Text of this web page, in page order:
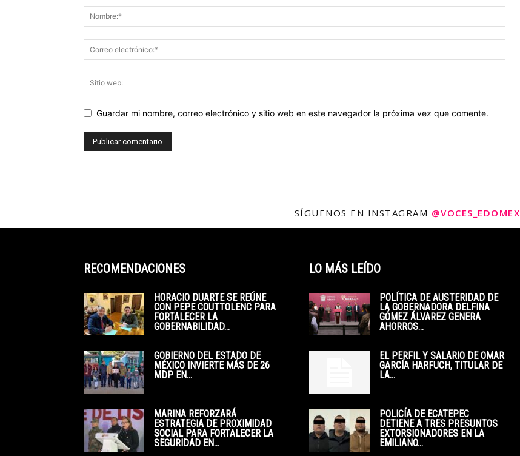
Guardar mi nombre, correo electrónico y sitio web en este navegador la próxima vez que comente.
SÍGUENOS EN INSTAGRAM @VOCES_EDOMEX
RECOMENDACIONES
HORACIO DUARTE SE REÚNE
CON PEPE COUTTOLENC PARA
FORTALECER LA
GOBERNABILIDAD...
GOBIERNO DEL ESTADO DE
MÉXICO INVIERTE MÁS DE 26
MDP EN...
MARINA REFORZARÁ
ESTRATEGIA DE PROXIMIDAD
SOCIAL PARA FORTALECER LA
SEGURIDAD EN...
LO MÁS LEÍDO
POLÍTICA DE AUSTERIDAD DE
LA GOBERNADORA DELFINA
GÓMEZ ÁLVAREZ GENERA
AHORROS...
EL PERFIL Y SALARIO DE OMAR
GARCÍA HARFUCH, TITULAR DE
LA...
POLICÍA DE ECATEPEC
DETIENE A TRES PRESUNTOS
EXTORSIONADORES EN LA
EMILIANO...